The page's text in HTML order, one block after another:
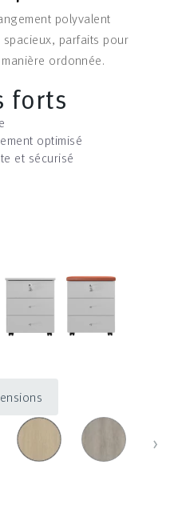
polyvalent
parfaits pour
ordonnée.
forts
optimisé
et sécurisé
chene_431
›